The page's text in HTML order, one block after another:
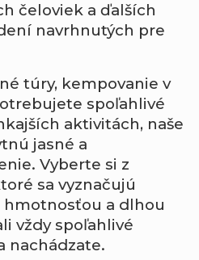
čeloviek a ďalších
navrhnutých pre
túry, kempovanie v
spoľahlivé
aktivitách, naše
jasné a
Vyberte si z
sa vyznačujú
a dlhou
vždy spoľahlivé
nachádzate.